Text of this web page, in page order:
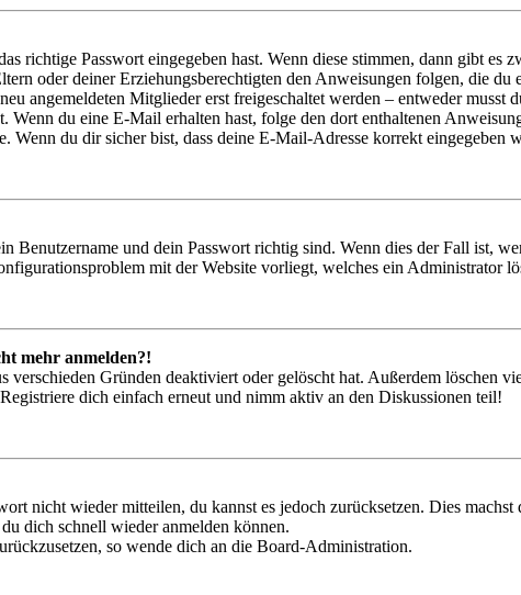
richtige Passwort eingegeben hast. Wenn diese stimmen, dann gibt es
oder deiner Erziehungsberechtigten den Anweisungen folgen, die
angemeldeten Mitglieder erst freigeschaltet werden – entweder musst
du eine E-Mail erhalten hast, folge den dort enthaltenen
du dir sicher bist, dass deine E-Mail-Adresse korrekt eingegeben
Benutzername und dein Passwort richtig sind. Wenn dies der Fall ist,
mit der Website vorliegt, welches ein Administrator
mehr anmelden?!
verschieden Gründen deaktiviert oder gelöscht hat. Außerdem löschen
dich einfach erneut und nimm aktiv an den Diskussionen teil!
nicht wieder mitteilen, du kannst es jedoch zurücksetzen. Dies
dich schnell wieder anmelden können.
so wende dich an die Board-Administration.